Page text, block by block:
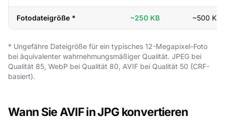
Fotodateigröße * ~250 KB ~500 KB
* Ungefähre Dateigröße für ein typisches 12-Megapixel-Foto
bei äquivalenter wahrnehmungsmäßiger Qualität. JPEG bei
Qualität 85, WebP bei Qualität 80, AVIF bei Qualität 50 (CRF-
basiert).
Wann Sie AVIF in JPG konvertieren